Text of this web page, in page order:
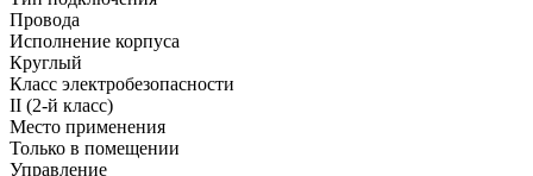
Провода
Исполнение корпуса
Круглый
Класс электробезопасности
II (2-й класс)
Место применения
Только в помещении
Управление